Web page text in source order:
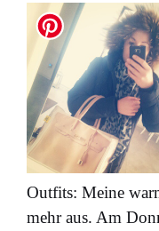
Outfits: Meine
mehr aus. Am